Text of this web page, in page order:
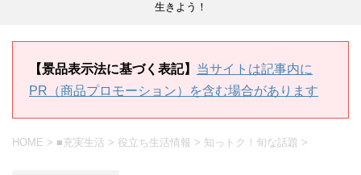
生きよう！
【景品表示法に基づく表記】 当サイトは記事内に
PR（商品プロモーション）を含む場合があります
HOME > ■充実生活 > 役立ち生活情報 > 知っトク！旬な話題 >